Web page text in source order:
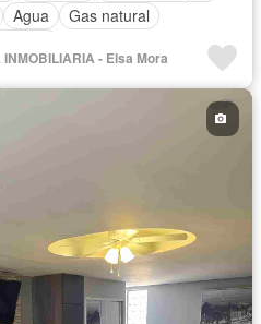
Agua
Gas natural
- Elsa Mora